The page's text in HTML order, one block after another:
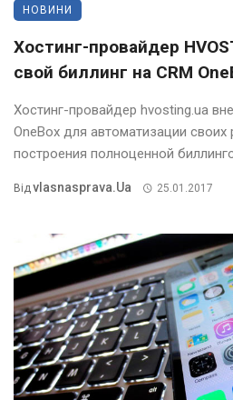
НОВИНИ
Хостинг-провайдер
свой биллинг на CRM
Хостинг-провайдер hvosting.ua
OneBox для автоматизации
построения полноценной
ВідVlasnasprava.ua 25.01.2017